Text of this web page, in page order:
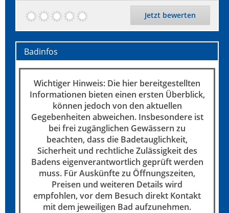
Jetzt bewerten
Badinfos
Wichtiger Hinweis: Die hier bereitgestellten
Informationen bieten einen ersten Überblick,
können jedoch von den aktuellen
Gegebenheiten abweichen. Insbesondere ist
bei frei zugänglichen Gewässern zu
beachten, dass die Badetauglichkeit,
Sicherheit und rechtliche Zulässigkeit des
Badens eigenverantwortlich geprüft werden
muss. Für Auskünfte zu Öffnungszeiten,
Preisen und weiteren Details wird
empfohlen, vor dem Besuch direkt Kontakt
mit dem jeweiligen Bad aufzunehmen.